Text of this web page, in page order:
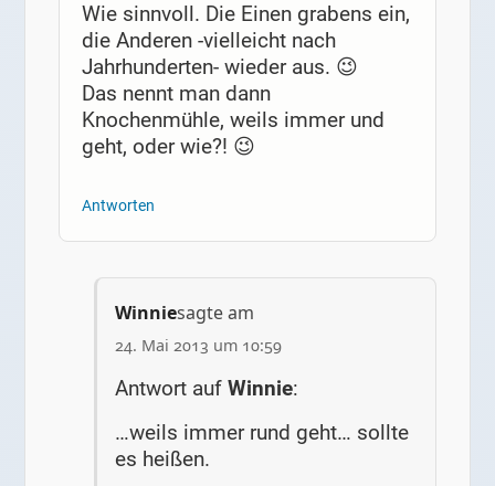
Wie sinnvoll. Die Einen grabens ein,
die Anderen -vielleicht nach
Jahrhunderten- wieder aus. 😉
Das nennt man dann
Knochenmühle, weils immer und
geht, oder wie?! 😉
Antworten
Winniesagte am
24. Mai 2013 um 10:59
Antwort aufWinnie:
…weils immer rund geht… sollte
es heißen.